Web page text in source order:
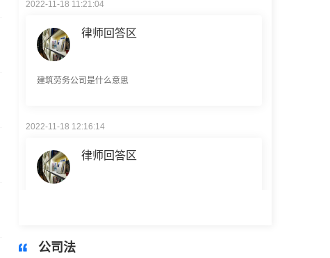
律师回答区
建筑劳务公司是什么意思
律师回答区
民事权利包括哪些
公司法